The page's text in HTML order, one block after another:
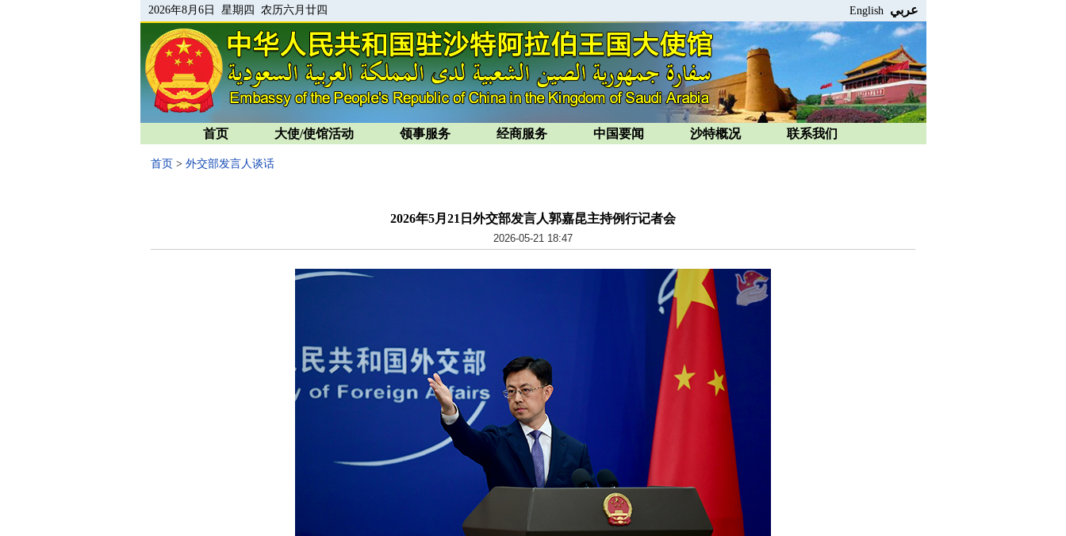
2026年8月6日 星期四 农历六月廿四 English عربي
首页 大使/使馆活动 领事服务 经商服务 中国要闻 沙特概况 联系我们
首页 > 外交部发言人谈话
2026年5月21日外交部发言人郭嘉昆主持例行记者会
2026-05-21 18:47